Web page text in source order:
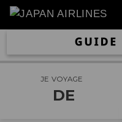
JE VOYAGE
DE